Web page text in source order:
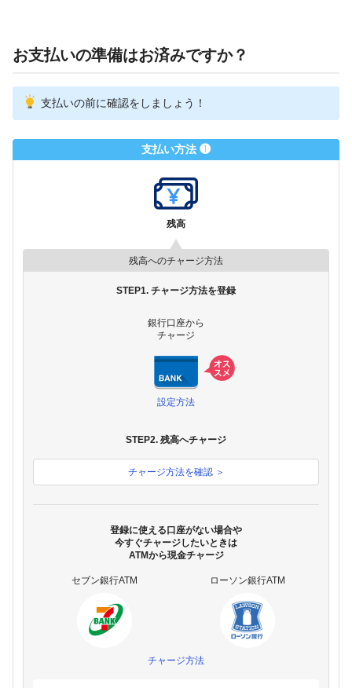
お支払いの準備はお済みですか？
支払いの前に確認をしましょう！
支払い方法 ❶
残高
残高へのチャージ方法
STEP1. チャージ方法を登録
銀行口座から
チャージ
設定方法
STEP2. 残高へチャージ
チャージ方法を確認 ＞
登録に使える口座がない場合や
今すぐチャージしたいときは
ATMから現金チャージ
セブン銀行ATM ローソン銀行ATM
チャージ方法